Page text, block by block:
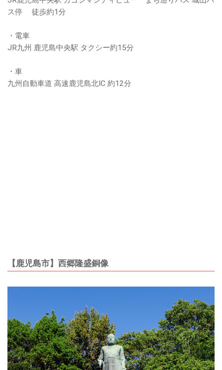
ス停 徒歩約1分
・電車
JR九州 鹿児島中央駅 タクシー約15分
・車
九州自動車道 高速鹿児島北IC 約12分
【鹿児島市】西郷隆盛銅像